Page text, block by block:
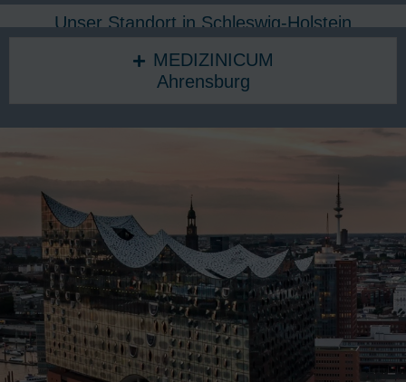
Unser Standort in Schleswig-Holstein
MEDIZINICUM
Ahrensburg